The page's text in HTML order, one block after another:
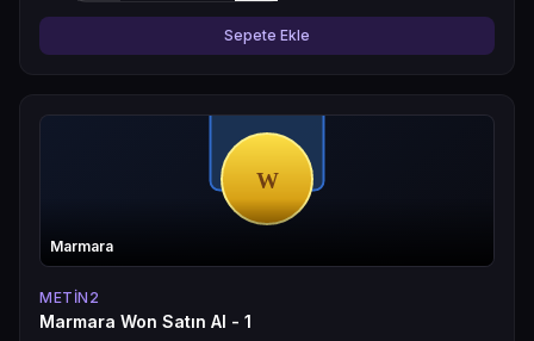
Sepete Ekle
Marmara
METIN2
Marmara Won Satın Al - 1